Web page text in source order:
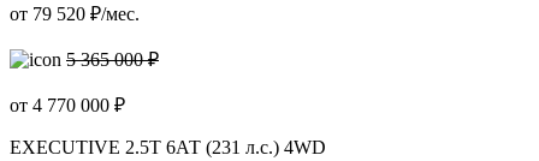
от 79 520 ₽/мес.
5 365 000 ₽
от 4 770 000 ₽
EXECUTIVE 2.5T 6АТ (231 л.с.) 4WD